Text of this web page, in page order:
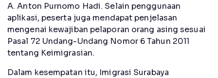
A. Anton Purnomo Hadi. Selain penggunaan
aplikasi, peserta juga mendapat penjelasan
mengenai kewajiban pelaporan orang asing sesuai
Pasal 72 Undang-Undang Nomor 6 Tahun 2011
tentang Keimigrasian.
Dalam kesempatan itu, Imigrasi Surabaya